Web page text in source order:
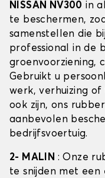
NISSAN NV300 in
te beschermen,
samenstellen die
professional in de
groenvoorziening,
Gebruikt u
werk, verhuizing
ook zijn, ons
aanbevolen
bedrijfsvoertuig.
2- MALIN : Onze
te snijden met een